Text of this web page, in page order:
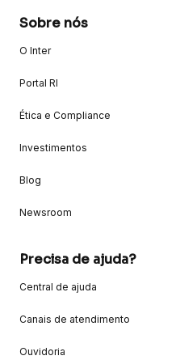
Sobre nós
O Inter
Portal RI
Ética e Compliance
Investimentos
Blog
Newsroom
Precisa de ajuda?
Central de ajuda
Canais de atendimento
Ouvidoria